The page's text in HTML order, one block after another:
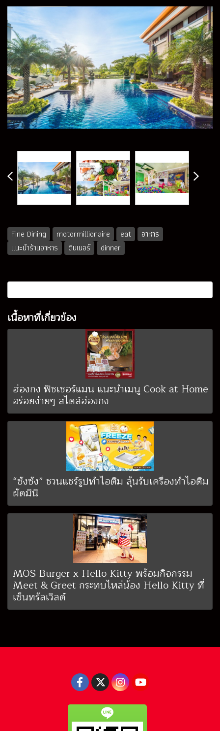
Fine Dining motormillionaire eat
อาหาร
แนะนำร้านอาหาร
ดินเนอร์ dinner
เนื้อหาที่เกี่ยวข้อง
ฮ่องกง ฟิชเชอร์แมน แนะนำเมนู Cook at Home
อร่อยง่ายๆ สไตล์ฮ่องกง
“ซังซัง” ชวนแชร์รูปทำไอติม ลุ้นรับเครื่องทำไอติม
ผัดมินิ
MOS Burger x Hello Kitty พร้อมกิจกรรม
Meet & Greet กระทบไหล่น้อง Hello Kitty ที่
เซ็นทรัลเวิลด์